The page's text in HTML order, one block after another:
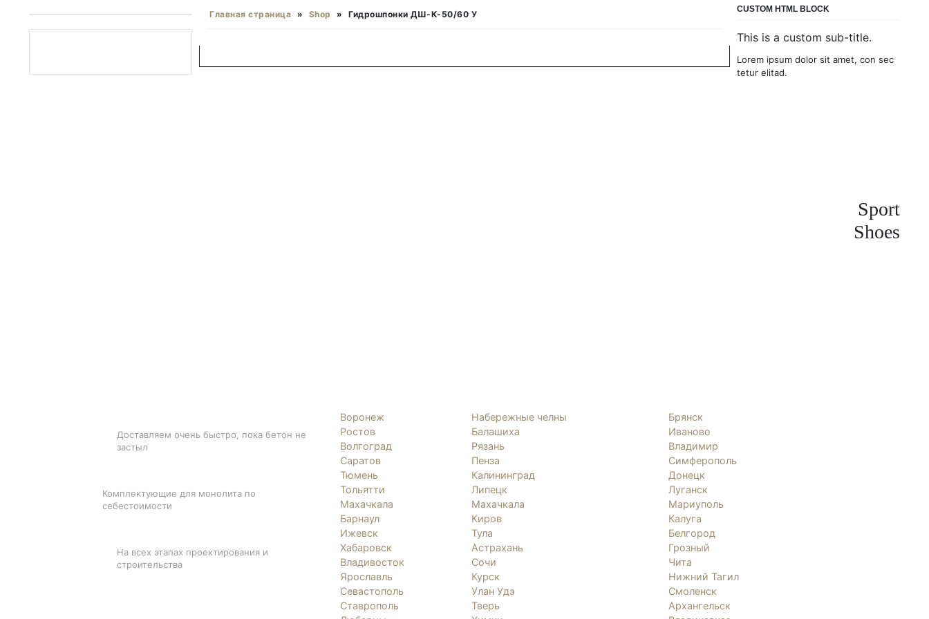
Главная страница » Shop » Гидрошпонки ДШ-К-50/60 У CUSTOM HTML BLOCK
This is a custom sub-title.
Lorem ipsum dolor sit amet, con sec
tetur elitad.
Sport
Shoes
Доставляем очень быстро, пока бетон не
застыл
Комплектующие для монолита по
себестоимости
На всех этапах проектирования и
строительства
Воронеж
Ростов
Волгоград
Саратов
Тюмень
Тольятти
Махачкала
Барнаул
Ижевск
Хабаровск
Владивосток
Ярославль
Севастополь
Ставрополь
Набережные челны
Балашиха
Рязань
Пенза
Калининград
Липецк
Махачкала
Киров
Тула
Астрахань
Сочи
Курск
Улан Удэ
Тверь
Брянск
Иваново
Владимир
Симферополь
Донецк
Луганск
Мариуполь
Калуга
Белгород
Грозный
Чита
Нижний Тагил
Смоленск
Архангельск